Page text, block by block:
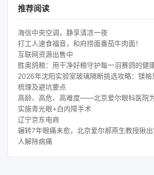
推荐阅读
海信中央空调，静享清凉一夜
打工人速食福音，和府捞面番茄牛肉面！
互联网资源出售中
胜奥鸽粮：用干净好粮守护每一羽赛鸽的健
2026年沈阳实验室玻璃隔断挑选攻略：镁格
梳理及避坑要点
高龄、高危、高难度——北京爱尔眼科医院
实施青光眼+白内障手术
辽宁京东电商
辗转7年眼痛未愈，北京爱尔郝燕生教授揪出
人解除病痛